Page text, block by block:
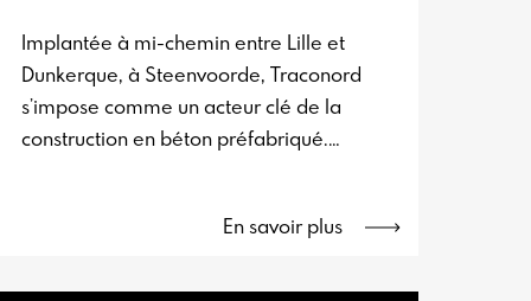
Implantée à mi-chemin entre Lille et
Dunkerque, à Steenvoorde, Traconord
s’impose comme un acteur clé de la
construction en béton préfabriqué.
savoir-faire franco-belge pour
En savoir plus